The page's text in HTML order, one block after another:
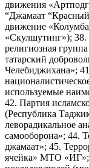
движения
“Джамаат
движение
«Скулшутинг»);
религиозная
татарский
Челебиджихана»;
используемые
42. Партия
(Республика
леворадикальное
самооборона»; 44.
джамаат»; 45.
ячейка» МТО «ИГ»;